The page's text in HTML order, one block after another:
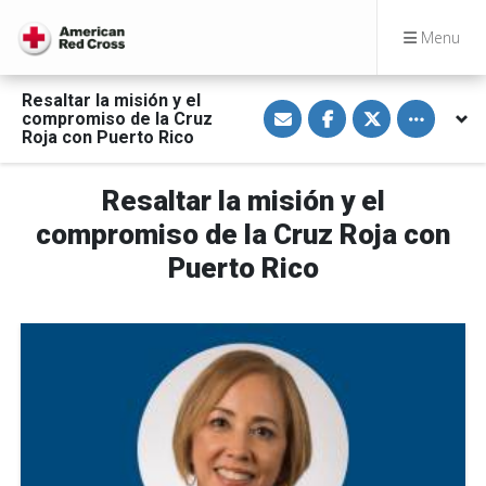
Menu
Resaltar la misión y el
compromiso de la Cruz
Roja con Puerto Rico
S
h
a
e
i
a
E
m
a
S
h
a
e
n
F
a
c
S
h
a
e
n
T
w
i
Toggle
Resaltar la misión y el
compromiso de la Cruz Roja con
Puerto Rico